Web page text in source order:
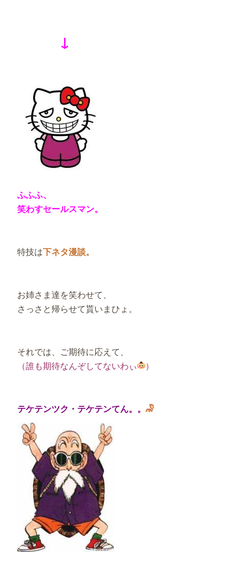
↓
ふふふ、
笑わすセールスマン。
特技は下ネタ漫談。
お姉さま達を笑わせて、
さっさと帰らせて貰いまひょ。
それでは、ご期待に応えて、
（誰も期待なんぞしてないわぃ
）
テケテンツク・テケテンてん。。